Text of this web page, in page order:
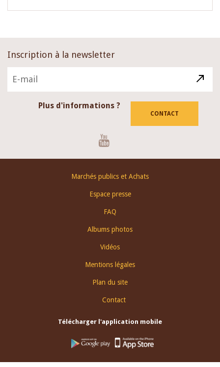
Inscription à la newsletter
Plus d'informations ?
CONTACT
Marchés publics et Achats
Espace presse
FAQ
Albums photos
Vidéos
Mentions légales
Plan du site
Contact
Télécharger l'application mobile